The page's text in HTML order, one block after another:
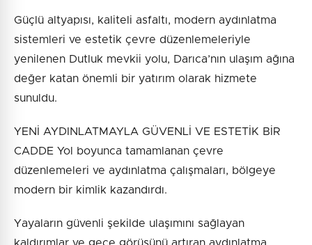
Güçlü altyapısı, kaliteli asfaltı, modern aydınlatma
sistemleri ve estetik çevre düzenlemeleriyle
yenilenen Dutluk mevkii yolu, Darıca’nın ulaşım ağına
değer katan önemli bir yatırım olarak hizmete
sunuldu.
YENİ AYDINLATMAYLA GÜVENLİ VE ESTETİK BİR
CADDE Yol boyunca tamamlanan çevre
düzenlemeleri ve aydınlatma çalışmaları, bölgeye
modern bir kimlik kazandırdı.
Yayaların güvenli şekilde ulaşımını sağlayan
kaldırımlar ve gece görüşünü artıran aydınlatma